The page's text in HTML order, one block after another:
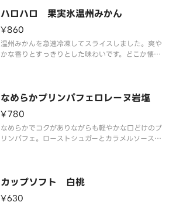
ハロハロ 果実氷温州みかん
¥860
温州みかんを急速冷凍してスライスしました。爽や
かな香りとすっきりとした味わいです。どこか懐か
なめらかプリンパフェロレーヌ岩塩
¥780
なめらかでコクがありながらも軽やかな口どけのプ
リンパフェ。ローストシュガーとカラメルソースに
カップソフト 白桃
¥630